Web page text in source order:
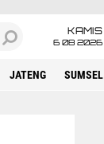
KAMIS
6 08 2026
JATENG SUMSEL